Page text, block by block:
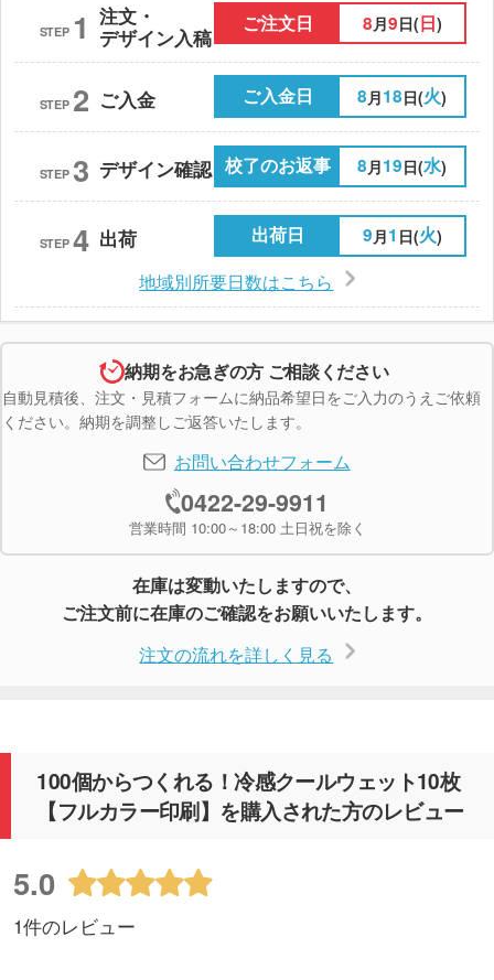
STEP 1 注文・
デザイン入稿
ご注文日 8月9日(日)
STEP 2 ご入金 ご入金日 8 月18日(火)
STEP 3 デザイン確認 校了のお返事 8 月19日(水)
STEP 4 出荷 出荷日 9 月1 日(火)
地域別所要日数はこちら
納期をお急ぎの方 ご相談ください
自動見積後、注文・見積フォームに納品希望日をご入力のうえご依頼
ください。納期を調整しご返答いたします。
お問い合わせフォーム
0422-29-9911
営業時間 10:00～18:00 土日祝を除く
在庫は変動いたしますので、
ご注文前に在庫のご確認をお願いいたします。
注文の流れを詳しく見る
100個からつくれる！冷感クールウェット10枚
【フルカラー印刷】を購入された方のレビュー
5.0
1件のレビュー